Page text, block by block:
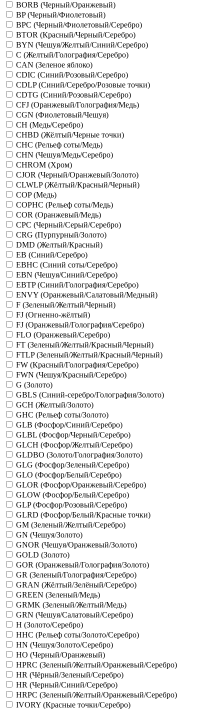
BORB (Черный/Оранжевый)
BP (Черный/Фиолетовый)
BPC (Черный/Фиолетовый/Серебро)
BTOR (Красный/Черный/Серебро)
BYN (Чешуя/Желтый/Синий/Серебро)
C (Желтый/Голография/Серебро)
CAN (Зеленое яблоко)
CDIC (Синий/Розовый/Серебро)
CDLP (Синий/Серебро/Розовые точки)
CDTG (Синий/Розовый/Серебро)
CFJ (Оранжевый/Голография/Медь)
CGN (Фиолетовый/Чешуя)
CH (Медь/Серебро)
CHBD (Жёлтый/Черные точки)
CHC (Рельеф соты/Медь)
CHN (Чешуя/Медь/Серебро)
CHROM (Хром)
CJOR (Черный/Оранжевый/Золото)
CLWLP (Жёлтый/Красный/Черный)
COP (Медь)
COPHC (Рельеф соты/Медь)
COR (Оранжевый/Медь)
CPC (Черный/Серый/Серебро)
CRG (Пурпурный/Золото)
DMD (Желтый/Красный)
EB (Синий/Серебро)
EBHC (Синий соты/Серебро)
EBN (Чешуя/Синий/Серебро)
EBTP (Синий/Голография/Серебро)
ENVY (Оранжевый/Салатовый/Медный)
F (Зеленый/Желтый/Черный)
FJ (Огненно-жёлтый)
FJ (Оранжевый/Голография/Серебро)
FLO (Оранжевый/Серебро)
FT (Зеленый/Желтый/Красный/Черный)
FTLP (Зеленый/Желтый/Красный/Черный)
FW (Красный/Голография/Серебро)
FWN (Чешуя/Красный/Серебро)
G (Золото)
GBLS (Синий-серебро/Голография/Золото)
GCH (Желтый/Золото)
GHC (Рельеф соты/Золото)
GLB (Фосфор/Синий/Серебро)
GLBL (Фосфор/Черный/Серебро)
GLCH (Фосфор/Желтый/Серебро)
GLDBO (Золото/Голография/Золото)
GLG (Фосфор/Зеленый/Серебро)
GLO (Фосфор/Белый/Серебро)
GLOR (Фосфор/Оранжевый/Серебро)
GLOW (Фосфор/Белый/Серебро)
GLP (Фосфор/Розовый/Серебро)
GLRD (Фосфор/Белый/Красные точки)
GM (Зеленый/Желтый/Серебро)
GN (Чешуя/Золото)
GNOR (Чешуя/Оранжевый/Золото)
GOLD (Золото)
GOR (Оранжевый/Голография/Золото)
GR (Зеленый/Голография/Серебро)
GRAN (Жёлтый/Зелёный/Серебро)
GREEN (Зеленый/Медь)
GRMK (Зеленый/Желтый/Медь)
GRN (Чешуя/Салатовый/Серебро)
H (Золото/Серебро)
HHC (Рельеф соты/Золото/Серебро)
HN (Чешуя/Золото/Серебро)
HO (Черный/Оранжевый)
HPRC (Зеленый/Желтый/Оранжевый/Серебро)
HR (Чёрный/Зеленый/Серебро)
HR (Черный/Синий/Серебро)
HRPC (Зеленый/Желтый/Оранжевый/Серебро)
IVORY (Красные точки/Серебро)